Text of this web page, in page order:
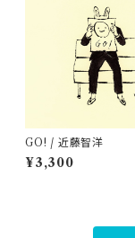
GO! / 近藤智洋
¥3,300